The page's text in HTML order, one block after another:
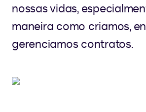
nossas vidas,
maneira como criamos,
gerenciamos contratos.